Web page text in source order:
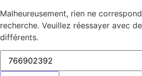
Malheureusement, rien ne
recherche. Veuillez réessayer avec
différents.